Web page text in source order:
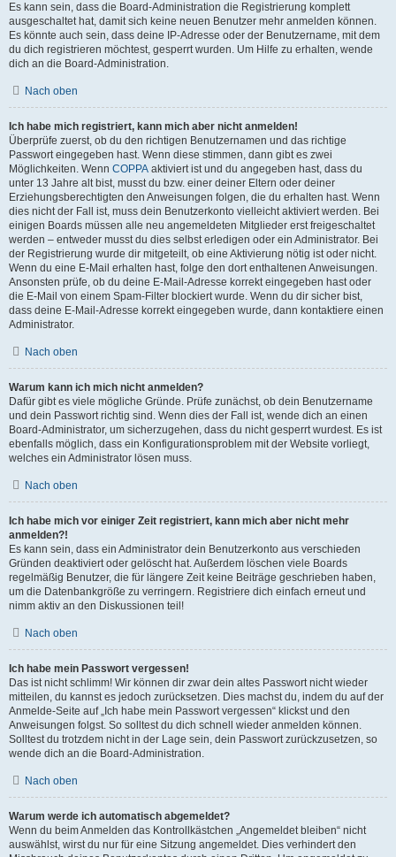
Es kann sein, dass die Board-Administration die Registrierung komplett
ausgeschaltet hat, damit sich keine neuen Benutzer mehr anmelden können.
Es könnte auch sein, dass deine IP-Adresse oder der Benutzername, mit dem
du dich registrieren möchtest, gesperrt wurden. Um Hilfe zu erhalten, wende
dich an die Board-Administration.
Nach oben
Ich habe mich registriert, kann mich aber nicht anmelden!
Überprüfe zuerst, ob du den richtigen Benutzernamen und das richtige
Passwort eingegeben hast. Wenn diese stimmen, dann gibt es zwei
Möglichkeiten. Wenn COPPA aktiviert ist und du angegeben hast, dass du
unter 13 Jahre alt bist, musst du bzw. einer deiner Eltern oder deiner
Erziehungsberechtigten den Anweisungen folgen, die du erhalten hast. Wenn
dies nicht der Fall ist, muss dein Benutzerkonto vielleicht aktiviert werden. Bei
einigen Boards müssen alle neu angemeldeten Mitglieder erst freigeschaltet
werden – entweder musst du dies selbst erledigen oder ein Administrator. Bei
der Registrierung wurde dir mitgeteilt, ob eine Aktivierung nötig ist oder nicht.
Wenn du eine E-Mail erhalten hast, folge den dort enthaltenen Anweisungen.
Ansonsten prüfe, ob du deine E-Mail-Adresse korrekt eingegeben hast oder
die E-Mail von einem Spam-Filter blockiert wurde. Wenn du dir sicher bist,
dass deine E-Mail-Adresse korrekt eingegeben wurde, dann kontaktiere einen
Administrator.
Nach oben
Warum kann ich mich nicht anmelden?
Dafür gibt es viele mögliche Gründe. Prüfe zunächst, ob dein Benutzername
und dein Passwort richtig sind. Wenn dies der Fall ist, wende dich an einen
Board-Administrator, um sicherzugehen, dass du nicht gesperrt wurdest. Es ist
ebenfalls möglich, dass ein Konfigurationsproblem mit der Website vorliegt,
welches ein Administrator lösen muss.
Nach oben
Ich habe mich vor einiger Zeit registriert, kann mich aber nicht mehr
anmelden?!
Es kann sein, dass ein Administrator dein Benutzerkonto aus verschieden
Gründen deaktiviert oder gelöscht hat. Außerdem löschen viele Boards
regelmäßig Benutzer, die für längere Zeit keine Beiträge geschrieben haben,
um die Datenbankgröße zu verringern. Registriere dich einfach erneut und
nimm aktiv an den Diskussionen teil!
Nach oben
Ich habe mein Passwort vergessen!
Das ist nicht schlimm! Wir können dir zwar dein altes Passwort nicht wieder
mitteilen, du kannst es jedoch zurücksetzen. Dies machst du, indem du auf der
Anmelde-Seite auf „Ich habe mein Passwort vergessen“ klickst und den
Anweisungen folgst. So solltest du dich schnell wieder anmelden können.
Solltest du trotzdem nicht in der Lage sein, dein Passwort zurückzusetzen, so
wende dich an die Board-Administration.
Nach oben
Warum werde ich automatisch abgemeldet?
Wenn du beim Anmelden das Kontrollkästchen „Angemeldet bleiben“ nicht
auswählst, wirst du nur für eine Sitzung angemeldet. Dies verhindert den